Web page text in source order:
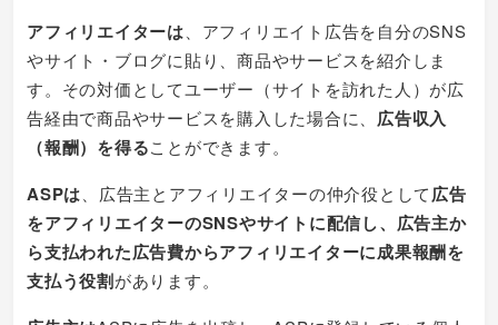
アフィリエイターは、アフィリエイト広告を自分のSNS
やサイト・ブログに貼り、商品やサービスを紹介しま
す。その対価としてユーザー（サイトを訪れた人）が広
告経由で商品やサービスを購入した場合に、 広告収入
（報酬）を得ることができます。
ASPは、広告主とアフィリエイターの仲介役として広告
をアフィリエイターのSNSやサイトに配信し、広告主か
ら支払われた広告費からアフィリエイターに成果報酬を
支払う役割があります。